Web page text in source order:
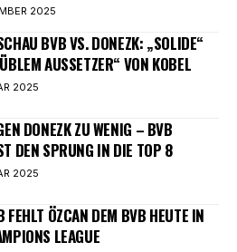
2025
BVB VS. DONEZK: „SOLIDE“
AUSSETZER“ VON KOBEL
2025
DONEZK ZU WENIG – BVB
DEN SPRUNG IN DIE TOP 8
2025
FEHLT ÖZCAN DEM BVB HEUTE IN
LEAGUE